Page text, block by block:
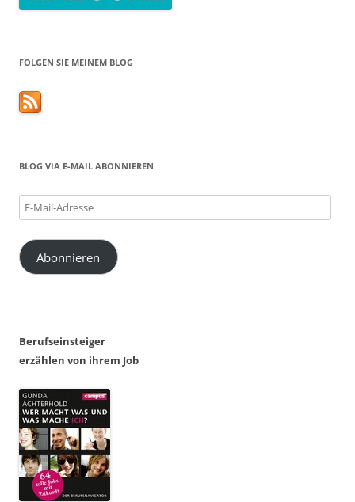
FOLGEN SIE MEINEM BLOG
BLOG VIA E-MAIL ABONNIEREN
E-
Mail-
Adresse
Abonnieren
Berufseinsteiger
erzählen von ihrem Job